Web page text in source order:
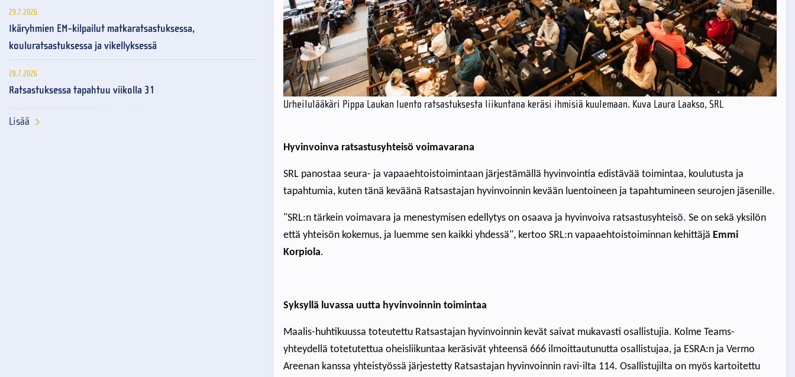
Urheilulääkäri Pippa Laukan luento ratsastuksesta liikuntana keräsi ihmisiä kuulemaan. Kuva Laura Laakso, SRL
Hyvinvoinva ratsastusyhteisö voimavarana
SRL panostaa seura- ja vapaaehtoistoimintaan järjestämällä hyvinvointia edistävää toimintaa, koulutusta ja
tapahtumia, kuten tänä keväänä Ratsastajan hyvinvoinnin kevään luentoineen ja tapahtumineen seurojen jäsenille.
"SRL:n tärkein voimavara ja menestymisen edellytys on osaava ja hyvinvoiva ratsastusyhteisö. Se on sekä yksilön
että yhteisön kokemus, ja luemme sen kaikki yhdessä", kertoo SRL:n vapaaehtoistoiminnan kehittäjä Emmi
Korpiola.
Syksyllä luvassa uutta hyvinvoinnin toimintaa
Maalis-huhtikuussa toteutettu Ratsastajan hyvinvoinnin kevät saivat mukavasti osallistujia. Kolme Teams-
yhteydellä totetutettua oheisliikuntaa keräsivät yhteensä 666 ilmoittautunutta osallistujaa, ja ESRA:n ja Vermo
Areenan kanssa yhteistyössä järjestetty Ratsastajan hyvinvoinnin ravi-ilta 114. Osallistujilta on myös kartoitettu
29.7.2026
Ikäryhmien EM-kilpailut matkaratsastuksessa,
kouluratsastuksessa ja vikellyksessä
28.7.2026
Ratsastuksessa tapahtuu viikolla 31
Lisää